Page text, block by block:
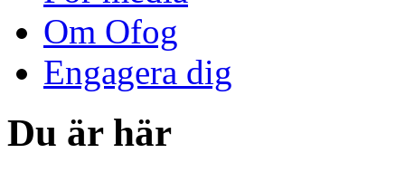
Om Ofog
Engagera dig
Du är här